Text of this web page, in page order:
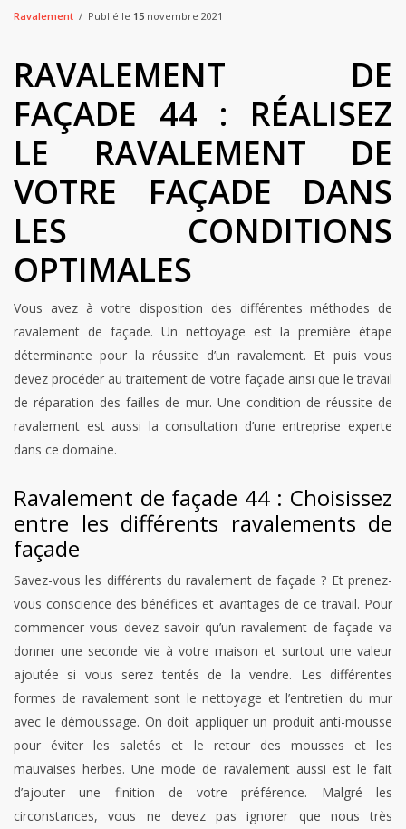
Ravalement Publié le 15 novembre 2021
RAVALEMENT DE
FAÇADE 44 : RÉALISEZ
LE RAVALEMENT DE
VOTRE FAÇADE DANS
LES CONDITIONS
OPTIMALES
Vous avez à votre disposition des différentes méthodes de
ravalement de façade. Un nettoyage est la première étape
déterminante pour la réussite d’un ravalement. Et puis vous
devez procéder au traitement de votre façade ainsi que le travail
de réparation des failles de mur. Une condition de réussite de
ravalement est aussi la consultation d’une entreprise experte
dans ce domaine.
Ravalement de façade 44 : Choisissez
entre les différents ravalements de
façade
Savez-vous les différents du ravalement de façade ? Et prenez-
vous conscience des bénéfices et avantages de ce travail. Pour
commencer vous devez savoir qu’un ravalement de façade va
donner une seconde vie à votre maison et surtout une valeur
ajoutée si vous serez tentés de la vendre. Les différentes
formes de ravalement sont le nettoyage et l’entretien du mur
avec le démoussage. On doit appliquer un produit anti-mousse
pour éviter les saletés et le retour des mousses et les
mauvaises herbes. Une mode de ravalement aussi est le fait
d’ajouter une finition de votre préférence. Malgré les
circonstances, vous ne devez pas ignorer que nous très